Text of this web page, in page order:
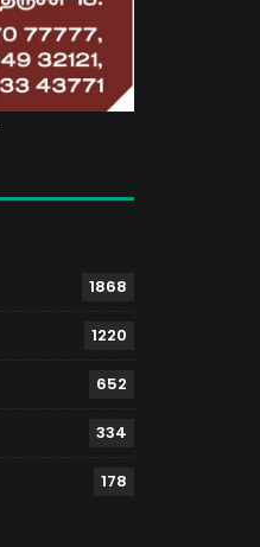
1868
1220
652
334
178